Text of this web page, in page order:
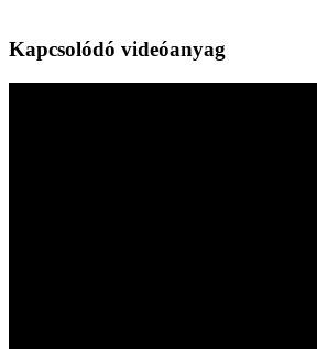
Kapcsolódó videóanyag